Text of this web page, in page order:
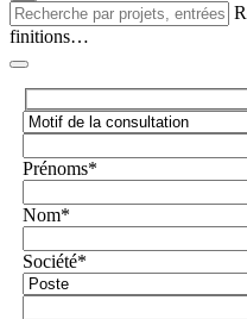
finitions…
Prénoms*
Nom*
Société*